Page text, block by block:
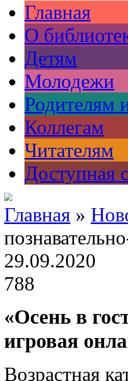
Главная
О
Детям
Молодежи
Родителям
Коллегам
Читателям
Доступная
Главная »
29.09.2020
788
«Осень в
игровая
Возрастная